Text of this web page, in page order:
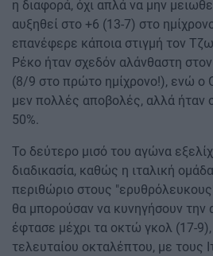
η διαφορά, όχι απλά να μην
αυξηθεί στο +6 (13-7) στο
επανέφερε κάποια στιγμή τον
Ρέκο ήταν σχεδόν αλάνθαστη
(8/9 στο πρώτο ημίχρονο!), ενώ ο
μεν πολλές αποβολές, αλλά ήταν
50%.
Το δεύτερο μισό του αγώνα
διαδικασία, καθώς η ιταλική
περιθώριο στους
θα μπορούσαν να κυνηγήσουν την
έφτασε μέχρι τα οκτώ γκολ (17-
τελευταίου οκταλέπτου, με τους